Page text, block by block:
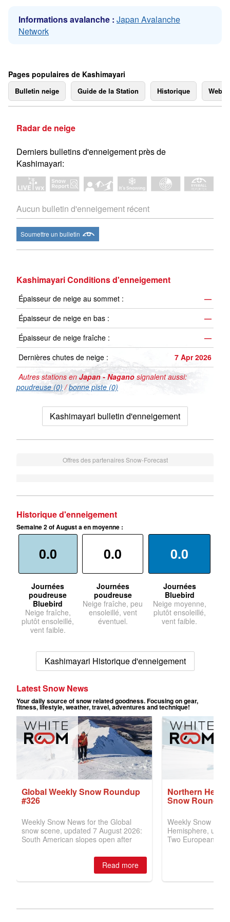
Informations avalanche : Japan Avalanche
Network
Pages populaires de Kashimayari
Bulletin neige Guide de la Station Historique
Radar de neige
Derniers bulletins d'enneigement près de
Kashimayari:
Aucun bulletin d'enneigement récent
Soumettre un bulletin
Kashimayari Conditions d'enneigement
Épaisseur de neige au sommet :
—
Épaisseur de neige en bas :
—
Épaisseur de neige fraîche :
—
Dernières chutes de neige :
7 Apr 2026
Autres stations en Japan - Nagano signalent aussi:
poudreuse (0) /bonne piste (0)
Kashimayari bulletin d'enneigement
Offres des partenaires Snow-Forecast
Historique d'enneigement
Semaine 2 of August a en moyenne :
0.0
Journées
poudreuse
Bluebird
Neige fraîche,
plutôt ensoleillé,
vent faible.
0.0
Journées
poudreuse
Neige fraîche, peu
ensoleillé, vent
éventuel.
0.0
Journées
Bluebird
Neige moyenne,
plutôt ensoleillé,
vent faible.
Kashimayari Historique d'enneigement